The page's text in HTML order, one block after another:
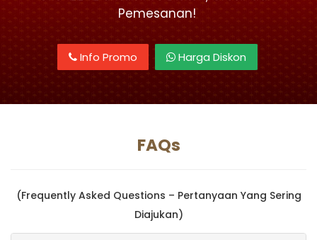
Pemesanan!
Info Promo Harga Diskon
FAQs
(Frequently Asked Questions – Pertanyaan Yang Sering
Diajukan)